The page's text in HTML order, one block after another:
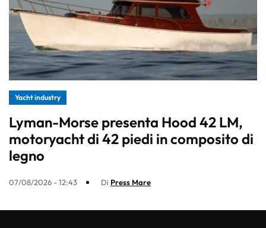
Yacht industry
Lyman-Morse presenta Hood 42 LM,
motoryacht di 42 piedi in composito di
legno
07/08/2026 - 12:43 Di Press Mare